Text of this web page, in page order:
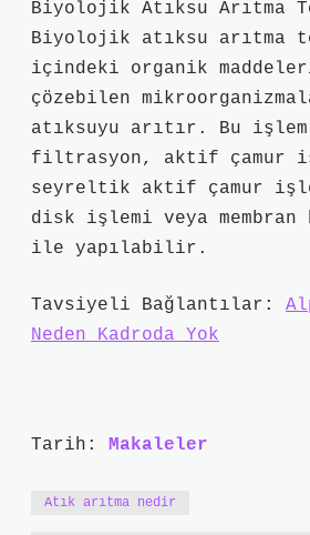
Biyolojik Atıksu Arıtma
Biyolojik atıksu arıtma
içindeki organik
çözebilen
atıksuyu arıtır. Bu
filtrasyon, aktif çamur
seyreltik aktif çamur
disk işlemi veya
ile yapılabilir.
Tavsiyeli Bağlantılar:
Neden Kadroda Yok
Tarih: Makaleler
Atık arıtma nedir